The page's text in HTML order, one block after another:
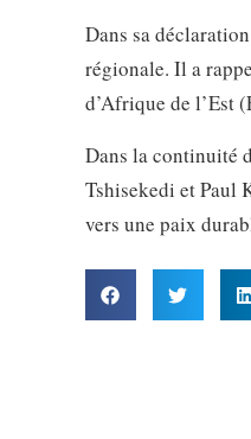
Dans sa
régionale. Il a
d’Afrique de l’Est
Dans la continuité
Tshisekedi et Paul
vers une paix